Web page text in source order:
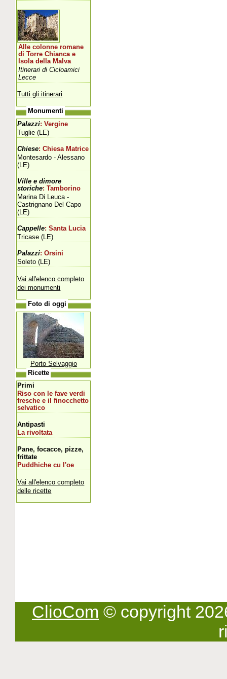
Alle colonne romane
di Torre Chianca e
Isola della Malva
Itinerari di Cicloamici
Lecce
Tutti gli itinerari
Monumenti
Palazzi: Vergine
Tuglie (LE)
Chiese: Chiesa Matrice
Montesardo - Alessano
(LE)
Ville e dimore
storiche: Tamborino
Marina Di Leuca -
Castrignano Del Capo
(LE)
Cappelle: Santa Lucia
Tricase (LE)
Palazzi: Orsini
Soleto (LE)
Vai all'elenco completo
dei monumenti
Foto di oggi
Porto Selvaggio
Ricette
Primi
Riso con le fave verdi
fresche e il finocchetto
selvatico
Antipasti
La rivoltata
Pane, focacce, pizze,
frittate
Puddhiche cu l'oe
Vai all'elenco completo
delle ricette
ClioCom © copyright